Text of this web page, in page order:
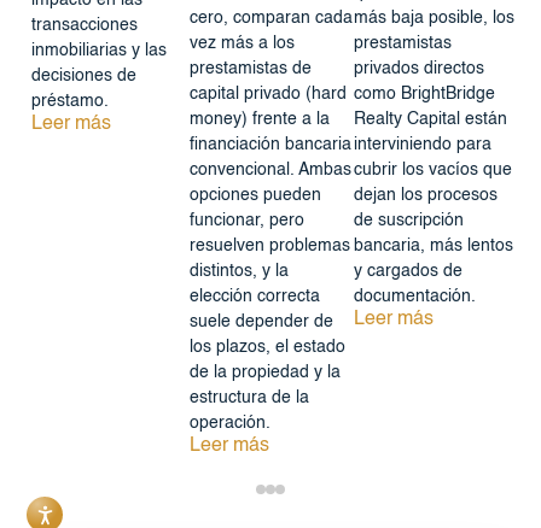
transacciones
inmobiliarias y las
decisiones de
préstamo.
Leer más
cero, comparan cada
vez más a los
prestamistas de
capital privado (hard
money) frente a la
financiación bancaria
convencional. Ambas
opciones pueden
funcionar, pero
resuelven problemas
distintos, y la
elección correcta
suele depender de
los plazos, el estado
de la propiedad y la
estructura de la
operación.
Leer más
más baja posible, los
prestamistas
privados directos
como BrightBridge
Realty Capital están
interviniendo para
cubrir los vacíos que
dejan los procesos
de suscripción
bancaria, más lentos
y cargados de
documentación.
Leer más